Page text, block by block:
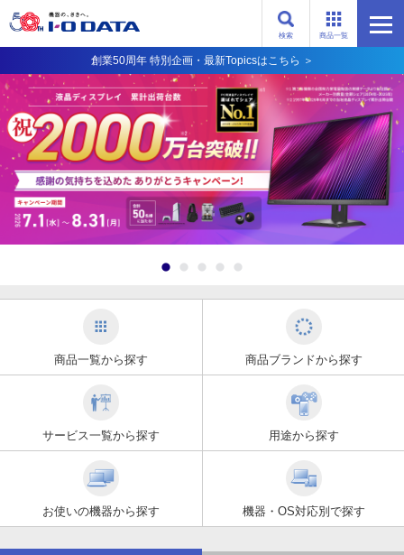
商品一覧
検索
創業50周年 特別企画・最新Topicsはこちら ＞
商品一覧から探す 商品ブランドから探す
サービス一覧から探す 用途から探す
お使いの機器から探す 機器・OS対応別で探す